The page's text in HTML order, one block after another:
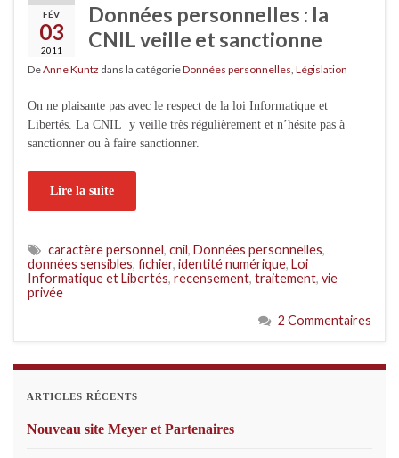
FÉV
03
2011
Données personnelles : la
CNIL veille et sanctionne
DeAnne Kuntz dans la catégorieDonnées personnelles Législation
On ne plaisante pas avec le respect de la loi Informatique et
Libertés. La CNIL y veille très régulièrement et n’hésite pas à
sanctionner ou à faire sanctionner.
Lire la suite
caractère personnel, cnil, Données personnelles,
données sensibles, fichier, identité numérique, Loi
Informatique et Libertés, recensement, traitement, vie
privée
2 Commentaires
ARTICLES RÉCENTS
Nouveau site Meyer et Partenaires